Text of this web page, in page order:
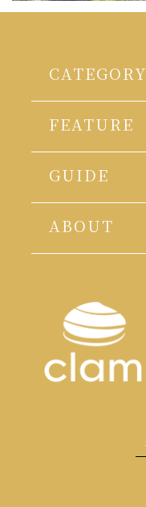
CATEGORY
FEATURE
GUIDE
ABOUT